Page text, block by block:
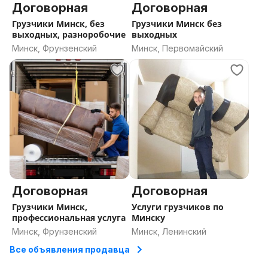
Договорная
Грузчики Минск, без
выходных, разноробочие
Минск, Фрунзенский
Договорная
Грузчики Минск без
выходных
Минск, Первомайский
Договорная
Грузчики Минск,
профессиональная услуга
Минск, Фрунзенский
Договорная
Услуги грузчиков по
Минску
Минск, Ленинский
Все объявления продавца